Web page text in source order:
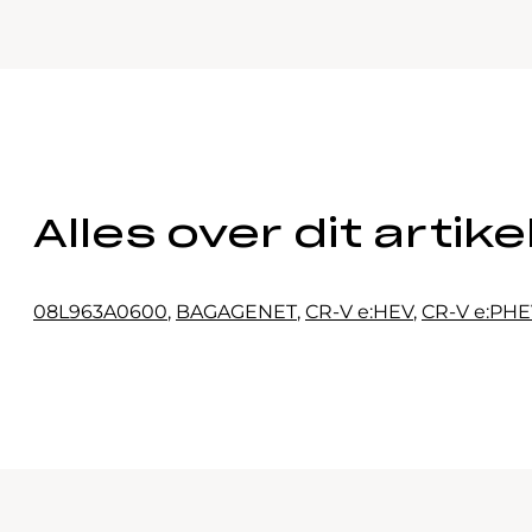
Alles over dit
08L963A0600, BAGAGENET, CR-V e:HEV, CR-V